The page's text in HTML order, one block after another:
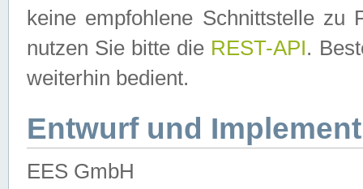
keine empfohlene Schnittstelle zu
nutzen Sie bitte die REST-API.
weiterhin bedient.
Entwurf und
EES GmbH